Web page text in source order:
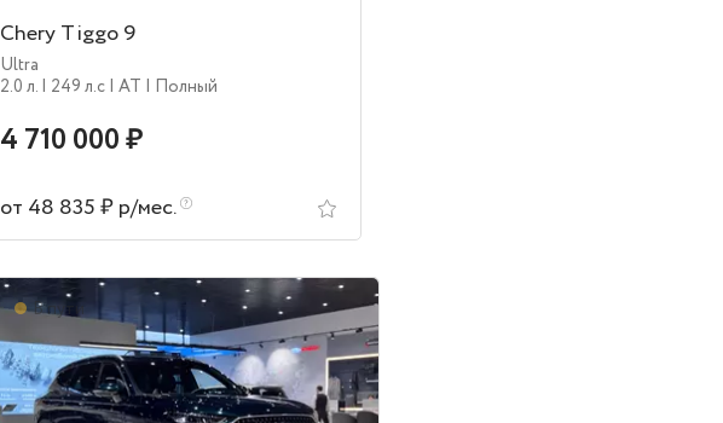
Chery Tiggo 9
Ultra
2.0 л. | 249 л.c | AT | Полный
4 710 000 ₽
от 48 835 ₽ р/мес.
В пути